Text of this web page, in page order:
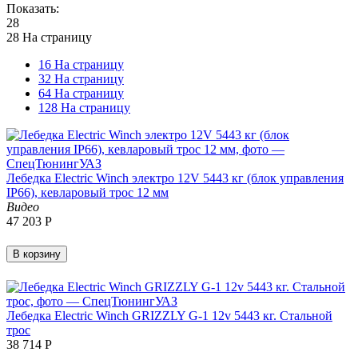
Показать:
28
28 На страницу
16 На страницу
32 На страницу
64 На страницу
128 На страницу
Лебедка Electric Winch электро 12V 5443 кг (блок управления
IP66), кевларовый трос 12 мм
Видео
47 203 Р
В корзину
Лебедка Electric Winch GRIZZLY G-1 12v 5443 кг. Стальной
трос
38 714 Р